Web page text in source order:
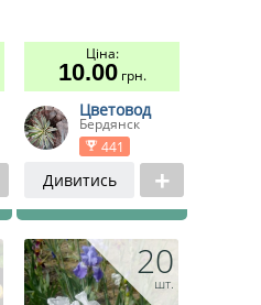
Ціна:
10.00грн.
Цветовод
Бердянск
441
Дивитись
20
шт.